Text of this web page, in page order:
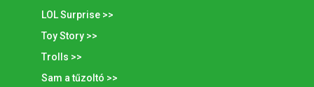
LOL Surprise >>
Toy Story >>
Trolls >>
Sam a tűzoltó >>